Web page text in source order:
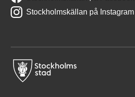
Stockholmskällan på Instagram